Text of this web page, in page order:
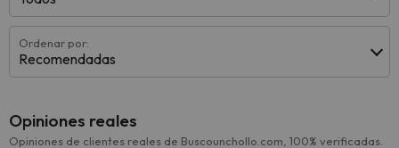
Ordenar por:
Recomendadas
Opiniones reales
Opiniones de clientes reales de Buscounchollo.com, 100% verificadas.